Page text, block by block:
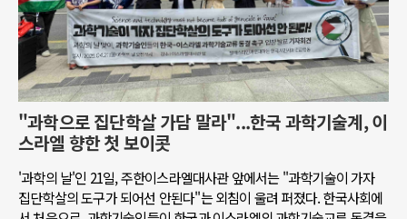
"과학으로 집단학살 가담 말라"...한국 과학기술계, 이
스라엘 향한 첫 보이콧
'과학의 날'인 21일, 주한이스라엘대사관 앞에서는 "과학기술이 가자
집단학살의 도구가 되어선 안된다"는 외침이 울려 퍼졌다. 한국사회에